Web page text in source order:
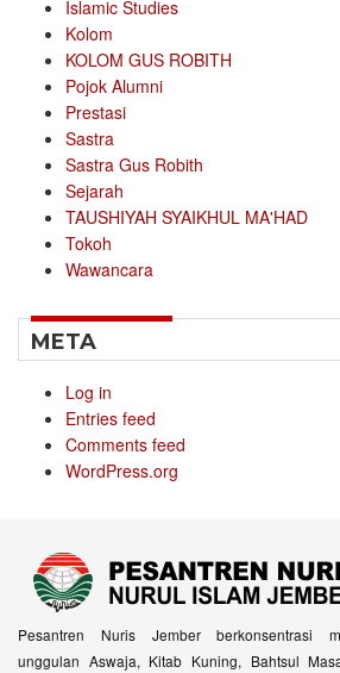
Islamic Studies
Kolom
KOLOM GUS ROBITH
Pojok Alumni
Prestasi
Sastra
Sastra Gus Robith
Sejarah
TAUSHIYAH SYAIKHUL MA'HAD
Tokoh
Wawancara
META
Log in
Entries feed
Comments feed
WordPress.org
Pesantren Nuris Jember berkonsentrasi
unggulan Aswaja, Kitab Kuning, Bahtsul